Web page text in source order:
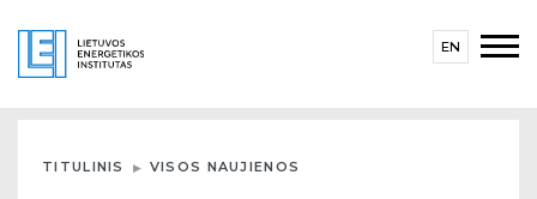
EN
TITULINIS VISOS NAUJIENOS